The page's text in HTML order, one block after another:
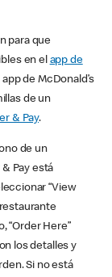
para que
en el app de
de McDonald’s
de un
& Pay.
de un
Pay está
“View
“Order Here”
los detalles y
Si no está